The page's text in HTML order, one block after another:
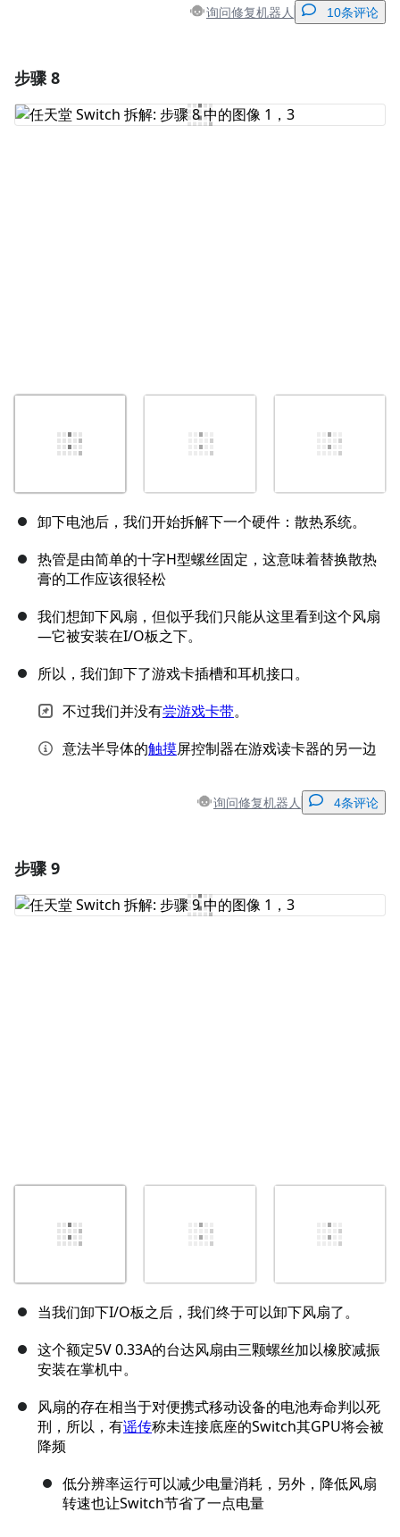
询问修复机器人 10条评论
添加评论
步骤 8
卸下电池后，我们开始拆解下一个硬件：散热系统。
热管是由简单的十字H型螺丝固定，这意味着替换散热
膏的工作应该很轻松
我们想卸下风扇，但似乎我们只能从这里看到这个风扇
—它被安装在I/O板之下。
所以，我们卸下了游戏卡插槽和耳机接口。
不过我们并没有尝游戏卡带。
意法半导体的触摸屏控制器在游戏读卡器的另一边
询问修复机器人 4条评论
添加评论
步骤 9
当我们卸下I/O板之后，我们终于可以卸下风扇了。
这个额定5V 0.33A的台达风扇由三颗螺丝加以橡胶减振
安装在掌机中。
风扇的存在相当于对便携式移动设备的电池寿命判以死
刑，所以，有谣传称未连接底座的Switch其GPU将会被
降频
低分辨率运行可以减少电量消耗，另外，降低风扇
转速也让Switch节省了一点电量